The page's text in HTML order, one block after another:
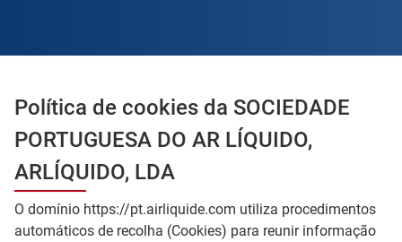
Política de cookies da SOCIEDADE
PORTUGUESA DO AR LÍQUIDO,
ARLÍQUIDO, LDA
O domínio https://pt.airliquide.com utiliza procedimentos
automáticos de recolha (Cookies) para reunir informação